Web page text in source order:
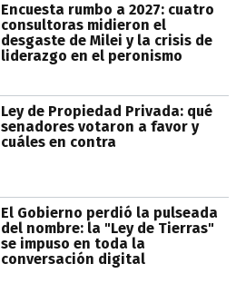
Encuesta rumbo a 2027: cuatro
consultoras midieron el
desgaste de Milei y la crisis de
liderazgo en el peronismo
Ley de Propiedad Privada: qué
senadores votaron a favor y
cuáles en contra
El Gobierno perdió la pulseada
del nombre: la "Ley de Tierras"
se impuso en toda la
conversación digital